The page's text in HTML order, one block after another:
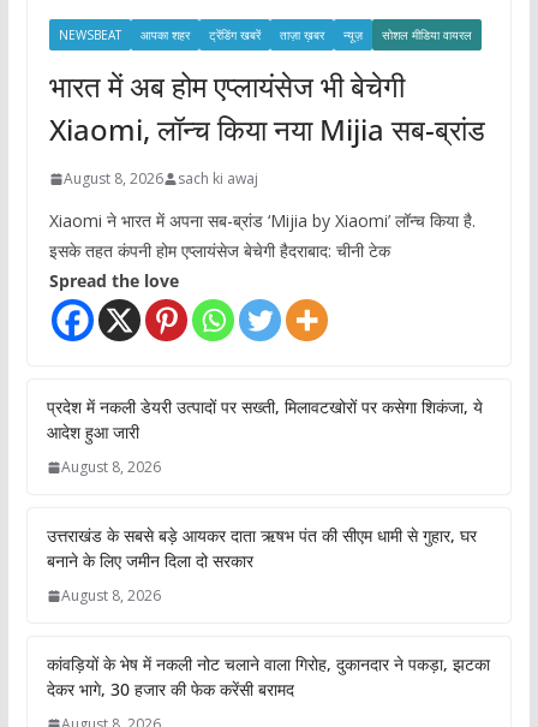
NEWSBEAT आपका शहर ट्रेंडिंग खबरें ताज़ा ख़बर न्यूज़ सोशल मीडिया वायरल
भारत में अब होम एप्लायंसेज भी बेचेगी
Xiaomi, लॉन्च किया नया Mijia सब-ब्रांड
August 8, 2026 sach ki awaj
Xiaomi ने भारत में अपना सब-ब्रांड ‘Mijia by Xiaomi’ लॉन्च किया है.
इसके तहत कंपनी होम एप्लायंसेज बेचेगी हैदराबाद: चीनी टेक
Spread the love
प्रदेश में नकली डेयरी उत्पादों पर सख्ती, मिलावटखोरों पर कसेगा शिकंजा, ये
आदेश हुआ जारी
August 8, 2026
उत्तराखंड के सबसे बड़े आयकर दाता ऋषभ पंत की सीएम धामी से गुहार, घर
बनाने के लिए जमीन दिला दो सरकार
August 8, 2026
कांवड़ियों के भेष में नकली नोट चलाने वाला गिरोह, दुकानदार ने पकड़ा, झटका
देकर भागे, 30 हजार की फेक करेंसी बरामद